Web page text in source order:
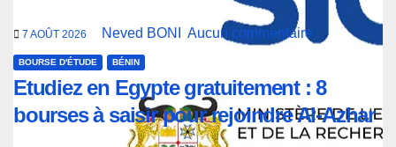
7 AOÛT 2026 Neved BONI Aucun commentaire
BOURSE D'ÉTUDE BÉNIN
Etudiez en Egypte gratuitement : 8
bourses à saisir pour rejoindre Al-Azhar